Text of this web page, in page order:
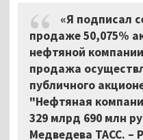
«Я подписал
продаже 50,075%
нефтяной
продажа
публичного
"Нефтяная
329 млрд 690 млн
Медведева ТАСС. –